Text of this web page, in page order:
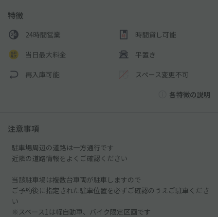
特徴
24時間営業 時間貸し可能
当日最大料金 平置き
再入庫可能 スペース変更不可
各特徴の説明
注意事項
駐車場周辺の道路は一方通行です
近隣の道路情報をよくご確認ください
当該駐車場は複数台車両が駐車しますので
ご予約後に指定された駐車位置を必ずご確認のうえご駐車くださ
い
※スペース1は軽自動車、バイク限定区画です